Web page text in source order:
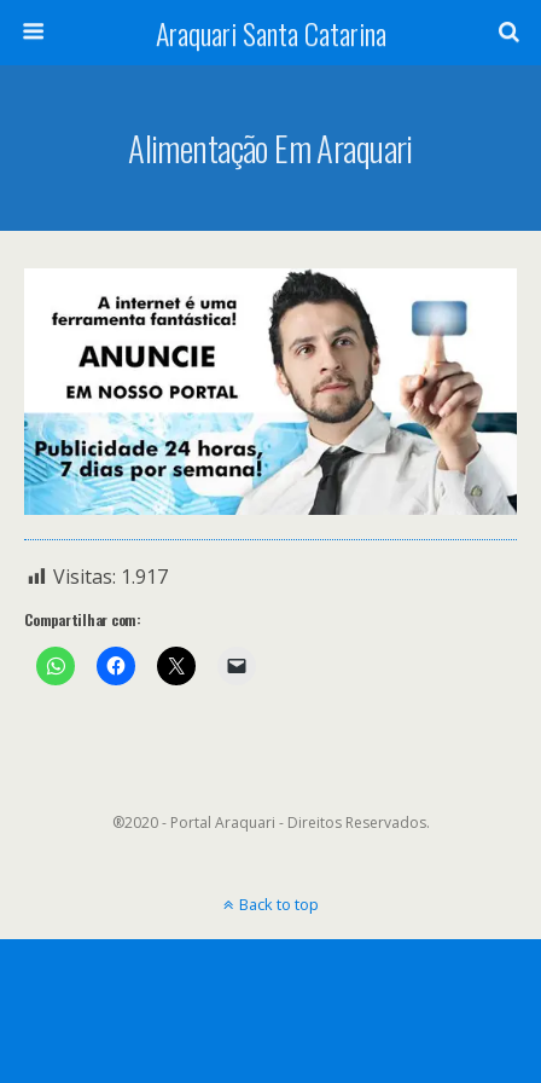
Araquari Santa Catarina
Alimentação Em Araquari
Visitas: 1.917
Compartilhar com:
®2020 - Portal Araquari - Direitos Reservados.
Back to top